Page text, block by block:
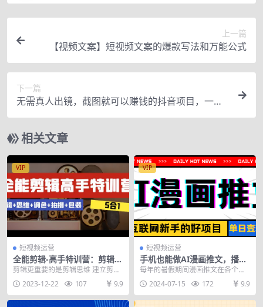
上一篇
【视频文案】短视频文案的爆款写法和万能公式
下一篇
无需真人出镜，截图就可以赚钱的抖音项目，一天
可做到200+
相关文章
VIP
短视频运营
全能剪辑-高手特训营：剪辑
+思维+调色+拍摄+包装（5合
1）53节课
剪辑更重要的是剪辑思维 建立剪辑
思维体系，轻松上手各类片子 课程
内容： 第01节...
2023-12-22 107 9.9
VIP
短视频运营
手机也能做AI漫画推文，播放
量20w＋，新手玩家的福利，
单日变现500+
每年的暑假期间漫画推文在各个平
台都很爆火，因为暑假期间是所有
的学生都放假的时候，...
2024-07-15 172 9.9